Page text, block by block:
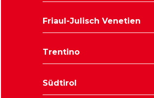
Belluno
Treviso
Venedig
Verona
Vicenza
Friaul-Julisch Venetien
Udine
Gorizia
Trentino
Trient
Südtirol